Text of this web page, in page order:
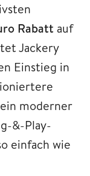
Rabatt auf
Jackery
Einstieg in
moderner
&-Play-
einfach wie